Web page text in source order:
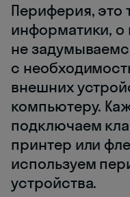
Периферия, это
информатики,
не
с
внешних
компьютеру.
подключаем
принтер или
используем
устройства.